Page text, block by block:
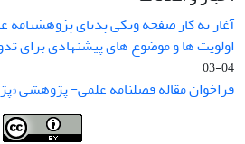
آغاز به کار صفحه ویکی پدیای
اولویت ها و موضوع های پیشنهادی برای
04-03
فراخوان مقاله فصلنامه علمی- پژوهشی